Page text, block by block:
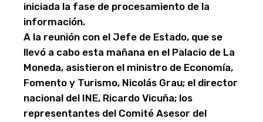
iniciada la fase de procesamiento de la
información.
A la reunión con el Jefe de Estado, que se
llevó a cabo esta mañana en el Palacio de La
Moneda, asistieron el ministro de Economía,
Fomento y Turismo, Nicolás Grau; el director
nacional del INE, Ricardo Vicuña; los
representantes del Comité Asesor del